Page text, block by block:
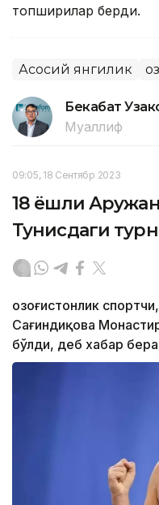
топшириқлар берди.
Асосий янгилик
Бекабат
Муаллиф
09:05, 18 Сентябр 2023
18 ёшли
Тунисдаги
Қозоғистонлик
Сағиндиқова
бўлди, деб хабар